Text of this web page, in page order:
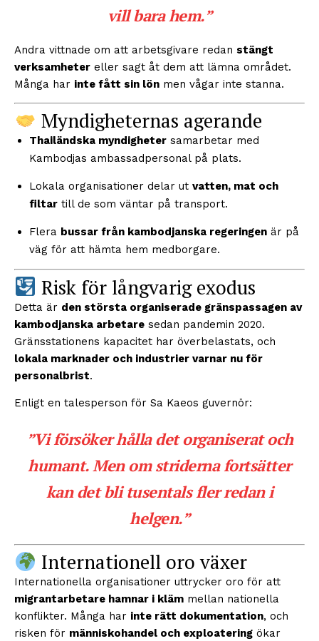
vill bara hem.”
Andra vittnade om att arbetsgivare redan stängt
verksamheter eller sagt åt dem att lämna området.
Många har inte fått sin lön men vågar inte stanna.
Myndigheternas agerande
Thailändska myndigheter samarbetar med
Kambodjas ambassadpersonal på plats.
Lokala organisationer delar ut vatten, mat och
filtar till de som väntar på transport.
Flera bussar från kambodjanska regeringen är på
väg för att hämta hem medborgare.
Risk för långvarig exodus
Detta är den största organiserade gränspassagen av
kambodjanska arbetare sedan pandemin 2020.
Gränsstationens kapacitet har överbelastats, och
lokala marknader och industrier varnar nu för
personalbrist.
Enligt en talesperson för Sa Kaeos guvernör:
”Vi försöker hålla det organiserat och
humant. Men om striderna fortsätter
kan det bli tusentals fler redan i
helgen.”
Internationell oro växer
Internationella organisationer uttrycker oro för att
migrantarbetare hamnar i kläm mellan nationella
konflikter. Många har inte rätt dokumentation, och
risken för människohandel och exploatering ökar